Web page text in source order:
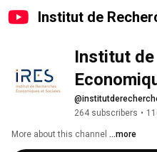
Institut de
Institut de
IRES
264 subscribers •
More about this channel ...more